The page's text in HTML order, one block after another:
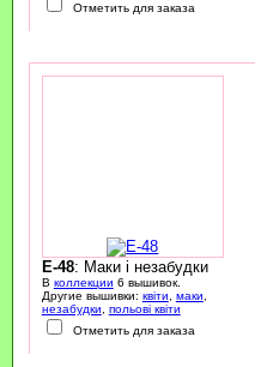
Отметить для заказа
E-48: Маки і незабудки
В коллекции 6 вышивок.
Другие вышивки: квіти, маки,
незабудки, польові квіти
Отметить для заказа